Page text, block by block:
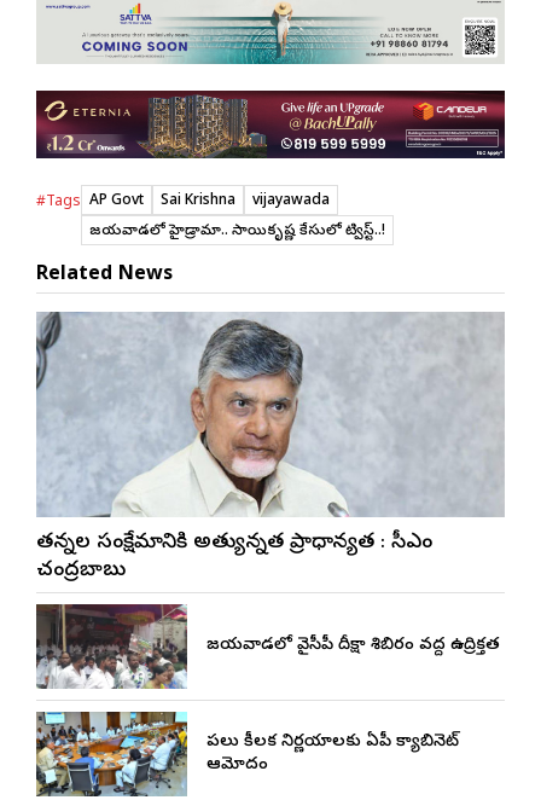
#Tags AP Govt Sai Krishna
vijayawada
విజయవాడలో హైడ్రామా.. సాయికృష్ణ కేసులో ట్విస్ట్..!
Related News
నేతన్నల సంక్షేమానికి అత్యున్నత ప్రాధాన్యత : సీఎం
చంద్రబాబు
విజయవాడలో వైసీపీ దీక్షా శిబిరం వద్ద ఉద్రిక్తత
పలు కీలక నిర్ణయాలకు ఏపీ క్యాబినెట్
ఆమోదం